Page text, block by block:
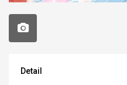
Detail